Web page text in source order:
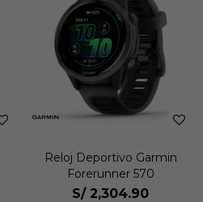
Reloj Deportivo Garmin
Forerunner 570
S/ 2,304.90